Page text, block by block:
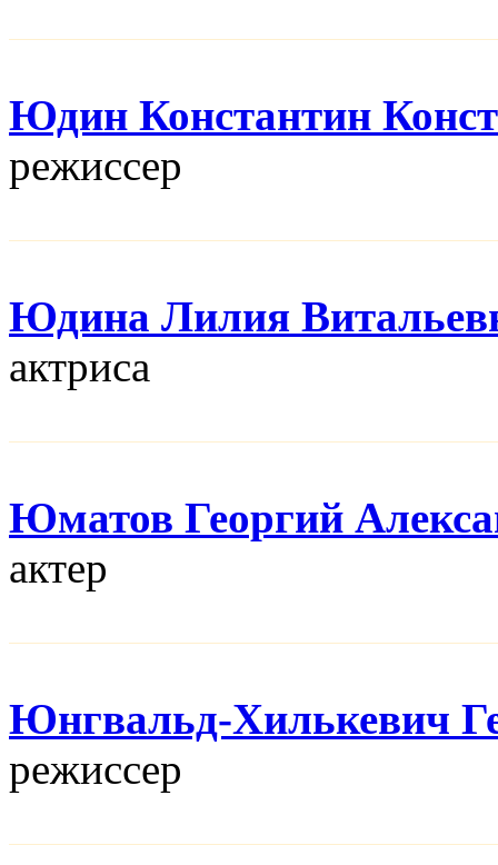
Юдин Константин
режисcер
Юдина Лилия
актриса
Юматов Георгий
актер
Юнгвальд-Хилькевич
режисcер